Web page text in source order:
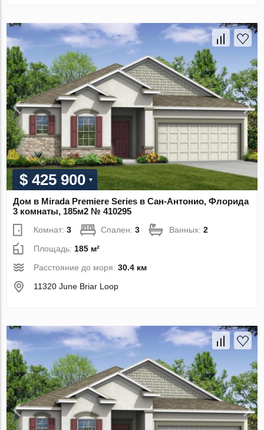
$ 425 900
Дом в Mirada Premiere Series в Сан-Антонио, Флорида
3 комнаты, 185м2 № 410295
Комнат:3 Спален:3 Ванных:2
Площадь: 185 м²
Расстояние до моря:30.4 км
11320 June Briar Loop